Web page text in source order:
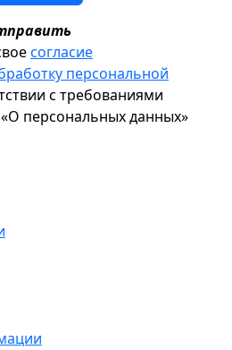
согласие
персональной
с требованиями
персональных данных»